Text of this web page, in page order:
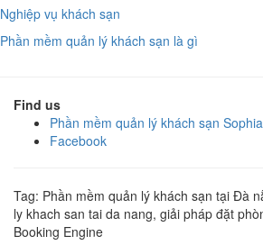
Nghiệp vụ khách sạn
Phần mềm quản lý khách sạn là gì
Find us
Phần mềm quản lý khách sạn Sophia
Facebook
Tag: Phần mềm quản lý khách sạn tại Đà
ly khach san tai da nang, giải pháp đặt
Booking Engine